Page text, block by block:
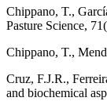
Chippano, T.,
Pasture Science,
Chippano, T.,
Cruz, F.J.R.,
and biochemical